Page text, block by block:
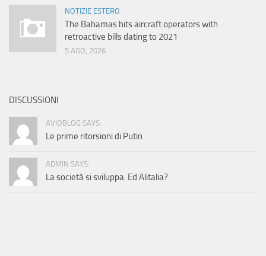
NOTIZIE ESTERO
The Bahamas hits aircraft operators with
retroactive bills dating to 2021
5 AGO, 2026
DISCUSSIONI
AVIOBLOG SAYS:
Le prime ritorsioni di Putin
ADMIN SAYS:
La società si sviluppa. Ed Alitalia?